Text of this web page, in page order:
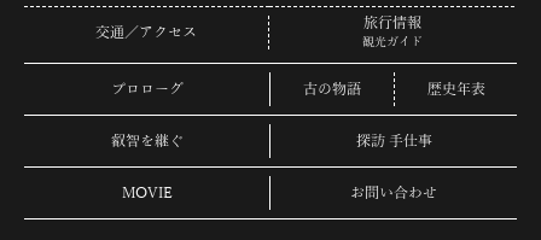
交通／アクセス
旅行情報
観光ガイド
プロローグ 古の物語 歴史年表
叡智を継ぐ 探訪 手仕事
MOVIE お問い合わせ